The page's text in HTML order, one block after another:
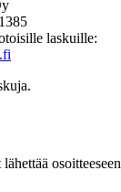
laskuille:
osoitteeseen